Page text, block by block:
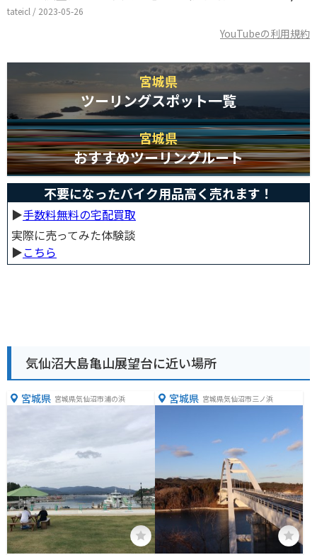
tateicl / 2023-05-26
YouTubeの利用規約
宮城県
ツーリングスポット一覧
宮城県
おすすめツーリングルート
不要になったバイク用品高く売れます！
▶︎手数料無料の宅配買取
実際に売ってみた体験談
▶︎こちら
気仙沼大島亀山展望台に近い場所
宮城県 宮城県気仙沼市浦の浜 宮城県 宮城県気仙沼市三ノ浜